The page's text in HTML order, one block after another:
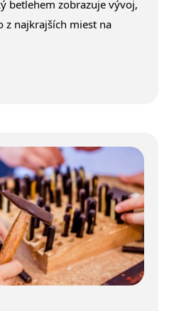
betlehem zobrazuje vývoj,
z najkrajších miest na